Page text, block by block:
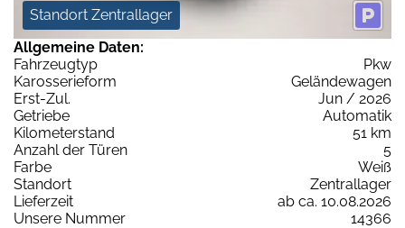
Standort Zentrallager
Allgemeine Daten:
Fahrzeugtyp
Pkw
Karosserieform
Geländewagen
Erst-Zul.
Jun / 2026
Getriebe
Automatik
Kilometerstand
51 km
Anzahl der Türen
5
Farbe
Weiß
Standort
Zentrallager
Lieferzeit
ab ca. 10.08.2026
Unsere Nummer
14366